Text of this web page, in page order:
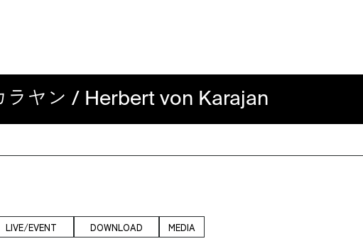
ラヤン / Herbert von Karajan
LIVE/EVENT DOWNLOAD MEDIA